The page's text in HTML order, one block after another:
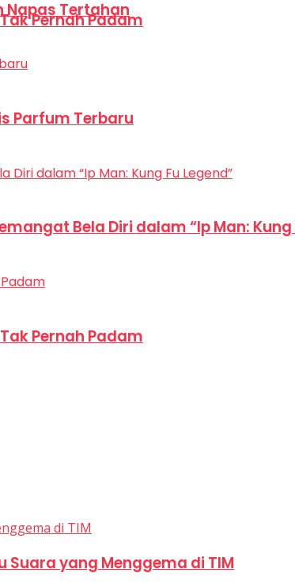
Napas Tertahan
Parfum Terbaru
Bela Diri dalam “Ip Man: Kung
Pernah Padam
Pernah Padam
Suara yang Menggema di TIM